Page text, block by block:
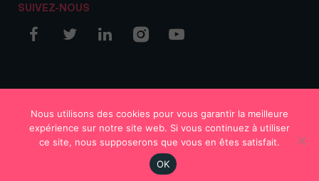
SUIVEZ-NOUS
S'abonner
Nous utilisons des cookies pour vous garantir la meilleure
expérience sur notre site web. Si vous continuez à utiliser
ce site, nous supposerons que vous en êtes satisfait.
OK